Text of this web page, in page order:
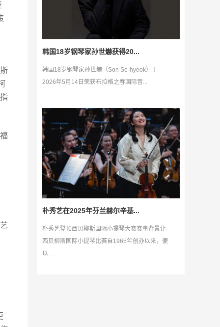
韩国18岁钢琴家孙世爀获得20...
韩国18岁钢琴家孙世爀（Son Se-hyeok）于
2026年5月14日荣获布拉格之春国际音...
朴秀艺在2025年芬兰赫尔辛基...
朴秀艺登顶西贝柳斯国际小提琴大赛赛事背景让·
西贝柳斯国际小提琴比赛自1965年创办以来，便
以...